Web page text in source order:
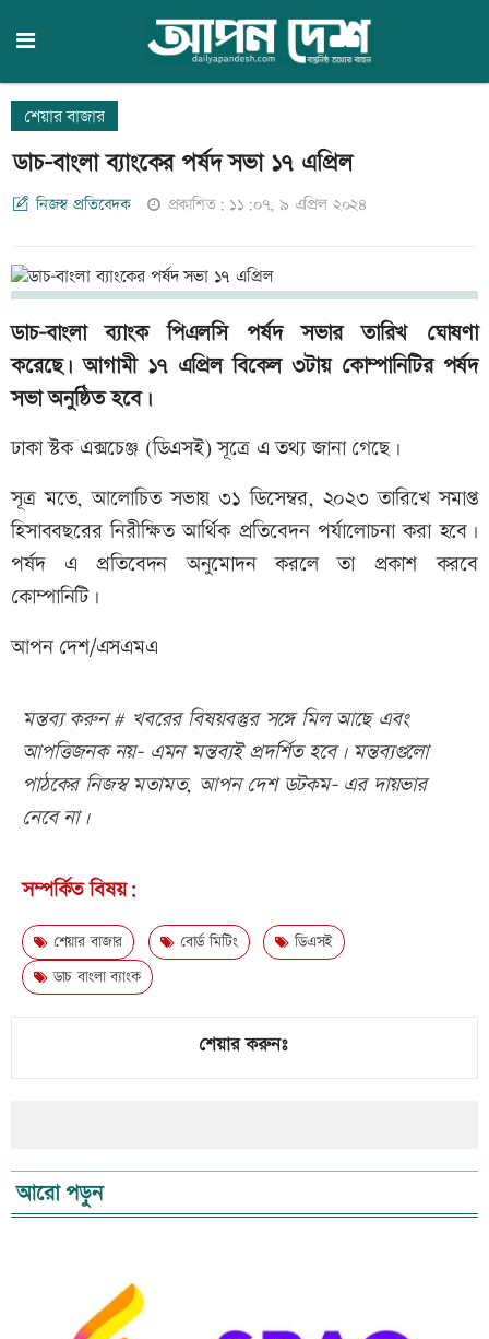
শেয়ার বাজার
ডাচ-বাংলা ব্যাংকের পর্ষদ সভা ১৭ এপ্রিল
নিজস্ব প্রতিবেদক প্রকাশিত: ১১:০৭, ৯ এপ্রিল ২০২৪
ডাচ-বাংলা ব্যাংক পিএলসি পর্ষদ সভার তারিখ ঘোষণা
করেছে। আগামী ১৭ এপ্রিল বিকেল ৩টায় কোম্পানিটির পর্ষদ
সভা অনুষ্ঠিত হবে।
ঢাকা স্টক এক্সচেঞ্জ (ডিএসই) সূত্রে এ তথ্য জানা গেছে।
সূত্র মতে, আলোচিত সভায় ৩১ ডিসেম্বর, ২০২৩ তারিখে সমাপ্ত
হিসাববছরের নিরীক্ষিত আর্থিক প্রতিবেদন পর্যালোচনা করা হবে।
পর্ষদ এ প্রতিবেদন অনুমোদন করলে তা প্রকাশ করবে
কোম্পানিটি।
আপন দেশ/এসএমএ
মন্তব্য করুন # খবরের বিষয়বস্তুর সঙ্গে মিল আছে এবং
আপত্তিজনক নয়- এমন মন্তব্যই প্রদর্শিত হবে। মন্তব্যগুলো
পাঠকের নিজস্ব মতামত, আপন দেশ ডটকম- এর দায়ভার
নেবে না।
সম্পর্কিত বিষয়:
শেয়ার বাজার বোর্ড মিটিং
ডিএসই
ডাচ বাংলা ব্যাংক
শেয়ার করুনঃ
আরো পড়ুন